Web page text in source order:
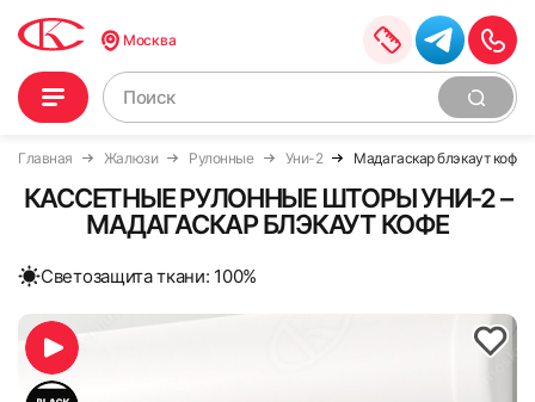
Москва
Главная Жалюзи Рулонные Уни-2 Мадагаскар блэкаут кофе
КАССЕТНЫЕ РУЛОННЫЕ ШТОРЫ УНИ-2 –
МАДАГАСКАР БЛЭКАУТ КОФЕ
Cветозащита ткани: 100%